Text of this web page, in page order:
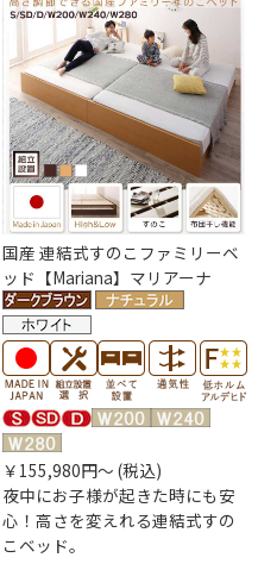
国産 連結式すのこファミリーベ
ッド【Mariana】マリアーナ
￥155,980円～ (税込)
夜中にお子様が起きた時にも安
心！高さを変えれる連結式すの
こベッド。